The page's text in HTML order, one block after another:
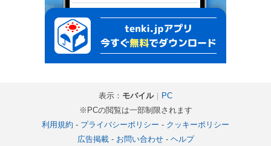
表示： モバイル｜ PC
※PCの閲覧は一部制限されます
利用規約 - プライバシーポリシー - クッキーポリシー
広告掲載- お問い合わせ- ヘルプ